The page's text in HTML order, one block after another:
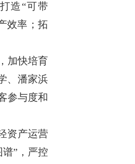
造“可带
效率；拓
加快培育
、潘家浜
参与度和
资产运营
”，严控